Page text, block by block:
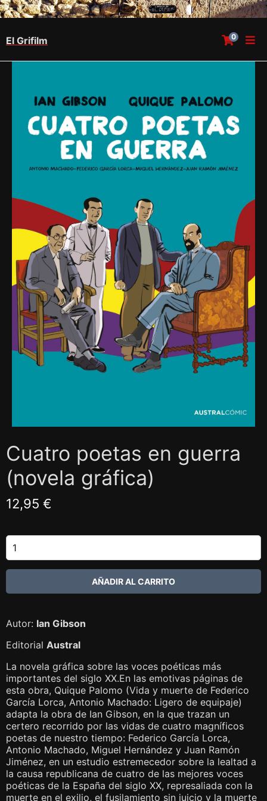
El Grifilm 0
Cuatro poetas en guerra
(novela gráfica)
12,95 €
Autor: Ian Gibson
Editorial Austral
La novela gráfica sobre las voces poéticas más
importantes del siglo XX.En las emotivas páginas de
esta obra, Quique Palomo (Vida y muerte de Federico
García Lorca, Antonio Machado: Ligero de equipaje)
adapta la obra de Ian Gibson, en la que trazan un
certero recorrido por las vidas de cuatro magníficos
poetas de nuestro tiempo: Federico García Lorca,
Antonio Machado, Miguel Hernández y Juan Ramón
Jiménez, en un estudio estremecedor sobre la lealtad a
la causa republicana de cuatro de las mejores voces
poéticas de la España del siglo XX, represaliada con la
muerte en el exilio, el fusilamiento sin juicio y la muerte